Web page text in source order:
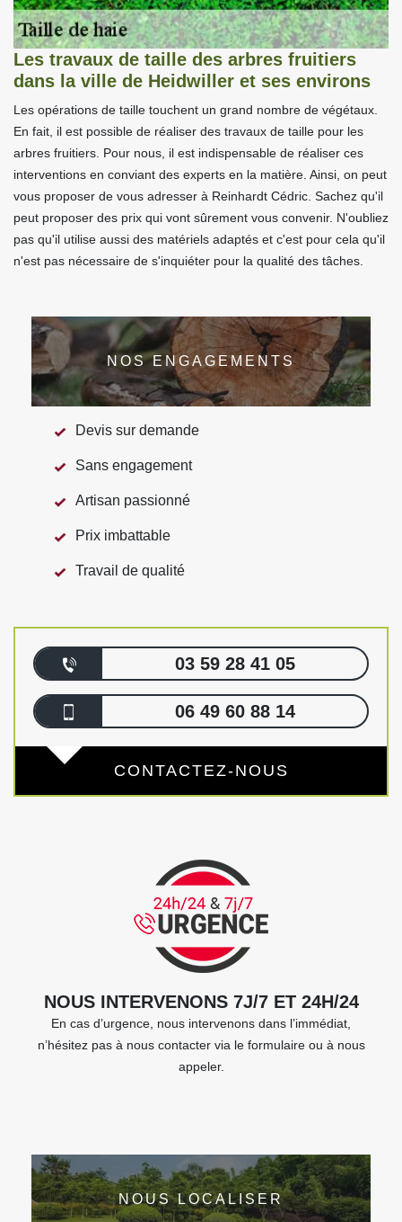
Les travaux de taille des arbres fruitiers
dans la ville de Heidwiller et ses environs
Les opérations de taille touchent un grand nombre de végétaux.
En fait, il est possible de réaliser des travaux de taille pour les
arbres fruitiers. Pour nous, il est indispensable de réaliser ces
interventions en conviant des experts en la matière. Ainsi, on peut
vous proposer de vous adresser à Reinhardt Cédric. Sachez qu'il
peut proposer des prix qui vont sûrement vous convenir. N'oubliez
pas qu'il utilise aussi des matériels adaptés et c'est pour cela qu'il
n'est pas nécessaire de s'inquiéter pour la qualité des tâches.
NOS ENGAGEMENTS
Devis sur demande
Sans engagement
Artisan passionné
Prix imbattable
Travail de qualité
03 59 28 41 05
06 49 60 88 14
CONTACTEZ-NOUS
NOUS INTERVENONS 7J/7 ET 24H/24
En cas d’urgence, nous intervenons dans l’immédiat,
n’hésitez pas à nous contacter via le formulaire ou à nous
appeler.
NOUS LOCALISER